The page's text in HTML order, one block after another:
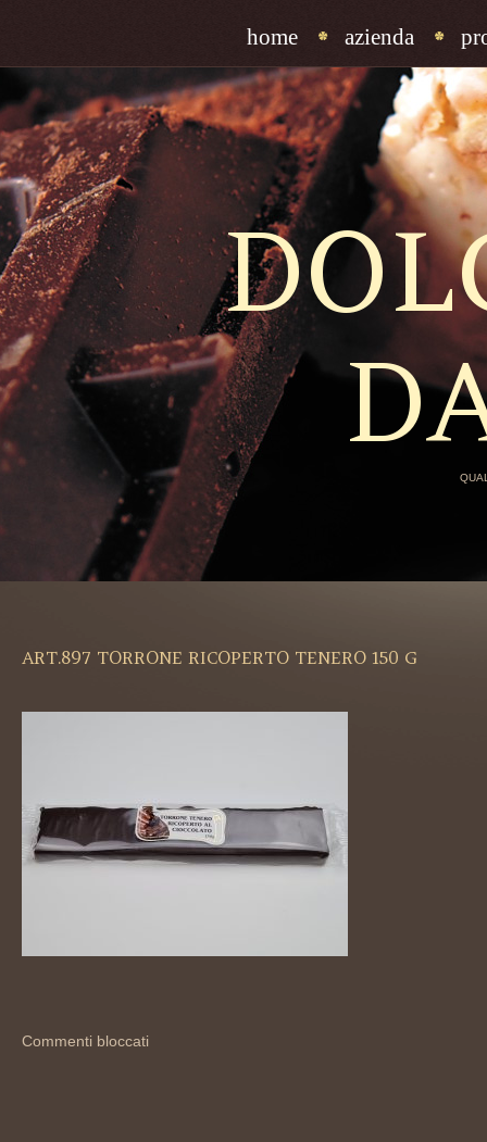
home azienda
ART.897 TORRONE RICOPERTO TENERO 150 G
Commenti bloccati